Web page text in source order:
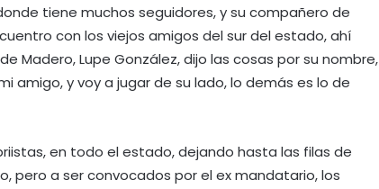
tiene muchos seguidores, y su compañero de
con los viejos amigos del sur del estado, ahí
Madero, Lupe González, dijo las cosas por su nombre,
amigo, y voy a jugar de su lado, lo demás es lo de
en todo el estado, dejando hasta las filas de
pero a ser convocados por el ex mandatario, los